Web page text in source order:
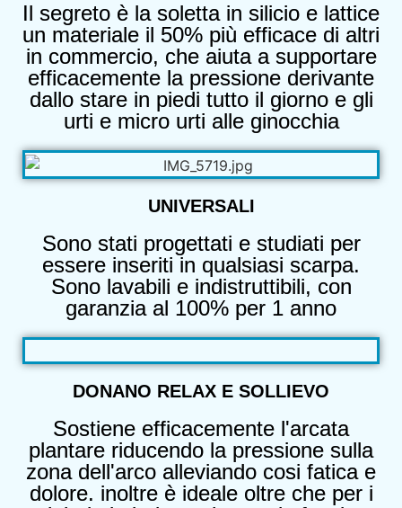
Il segreto è la soletta in silicio e lattice
un materiale il 50% più efficace di altri
in commercio, che aiuta a supportare
efficacemente la pressione derivante
dallo stare in piedi tutto il giorno e gli
urti e micro urti alle ginocchia
UNIVERSALI
Sono stati progettati e studiati per
essere inseriti in qualsiasi scarpa.
Sono lavabili e indistruttibili, con
garanzia al 100% per 1 anno
DONANO RELAX E SOLLIEVO
Sostiene efficacemente l'arcata
plantare riducendo la pressione sulla
zona dell'arco alleviando cosi fatica e
dolore. inoltre è ideale oltre che per i